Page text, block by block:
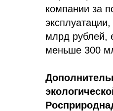
компании за
млрд рублей,
меньше 300